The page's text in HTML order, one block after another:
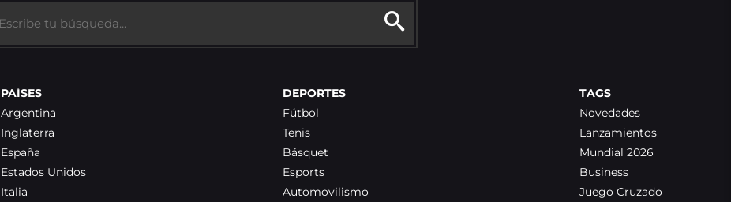
PAÍSES
Argentina
Inglaterra
España
Estados Unidos
Italia
DEPORTES
Fútbol
Tenis
Básquet
Esports
Automovilismo
TAGS
Novedades
Lanzamientos
Mundial 2026
Business
Juego Cruzado